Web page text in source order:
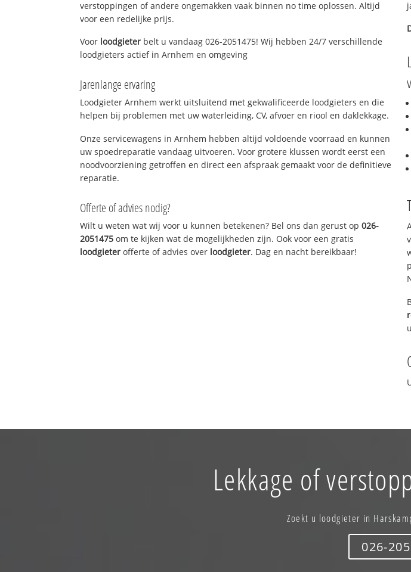
verstoppingen of andere ongemakken vaak binnen no time oplossen. Altijd
voor een redelijke prijs.
Voor loodgieter belt u vandaag 026-2051475! Wij hebben 24/7 verschillende
loodgieters actief in Arnhem en omgeving
Jarenlange ervaring
Loodgieter Arnhem werkt uitsluitend met gekwalificeerde loodgieters en die
helpen bij problemen met uw waterleiding, CV, afvoer en riool en daklekkage.
Onze servicewagens in Arnhem hebben altijd voldoende voorraad en kunnen
uw spoedreparatie vandaag uitvoeren. Voor grotere klussen wordt eerst een
noodvoorziening getroffen en direct een afspraak gemaakt voor de definitieve
reparatie.
Offerte of advies nodig?
Wilt u weten wat wij voor u kunnen betekenen? Bel ons dan gerust op026-
2051475 om te kijken wat de mogelijkheden zijn. Ook voor een gratis
loodgieter offerte of advies over loodgieter. Dag en nacht bereikbaar!
Lekkage of
Zoekt u loodgieter in
026-